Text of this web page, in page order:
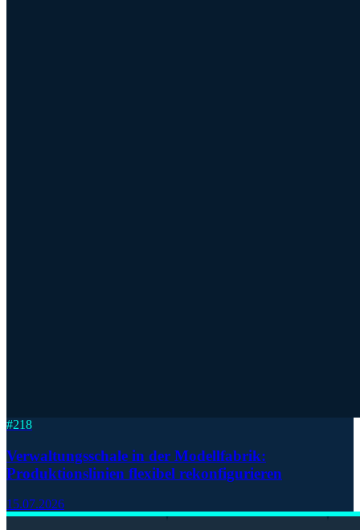
#218
Verwaltungsschale in der Modellfabrik:
Produktionslinien flexibel rekonfigurieren
15.07.2026